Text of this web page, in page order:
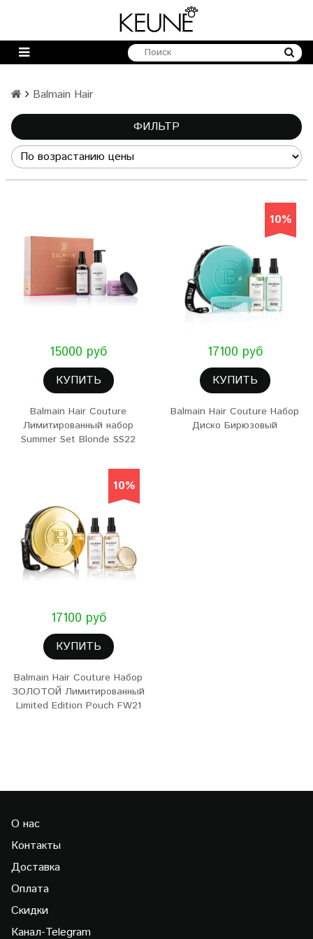
Balmain Hair
ФИЛЬТР
15000 руб
КУПИТЬ
Balmain Hair Couture
Лимитированный набор
Summer Set Blonde SS22
10%
17100 руб
КУПИТЬ
Balmain Hair Couture Набор
Диско Бирюзовый
10%
17100 руб
КУПИТЬ
Balmain Hair Couture Набор
ЗОЛОТОЙ Лимитированный
Limited Edition Pouch FW21
О нас
Контакты
Доставка
Оплата
Скидки
Канал-Telegram